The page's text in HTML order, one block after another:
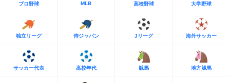
プロ野球 MLB 高校野球 大学野球
独立リーグ 侍ジャパン Jリーグ 海外サッカー
サッカー代表 高校年代 競馬 地方競馬